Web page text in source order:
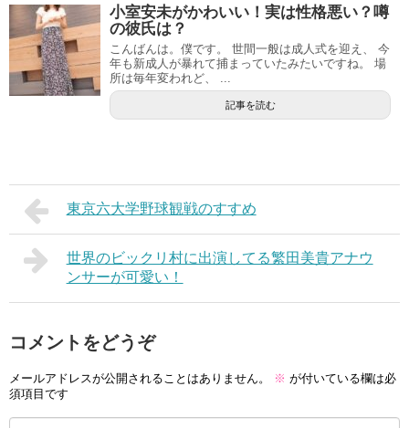
小室安未がかわいい！実は性格悪い？噂
の彼氏は？
こんばんは。僕です。 世間一般は成人式を迎え、 今
年も新成人が暴れて捕まっていたみたいですね。 場
所は毎年変われど、 ...
記事を読む
東京六大学野球観戦のすすめ
世界のビックリ村に出演してる繁田美貴アナウ
ンサーが可愛い！
コメントをどうぞ
メールアドレスが公開されることはありません。 ※ が付いている欄は必
須項目です